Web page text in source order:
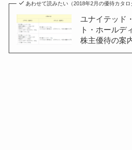
あわせて読みたい（2018年2月の優待カタロ
ユナイテッド
ト・ホールデ
株主優待の案